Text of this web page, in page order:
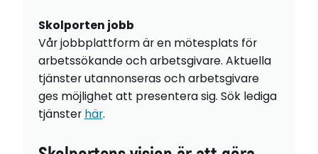
Skolporten jobb
Vår jobbplattform är en mötesplats för
arbetssökande och arbetsgivare. Aktuella
tjänster utannonseras och arbetsgivare
ges möjlighet att presentera sig. Sök lediga
tjänster här.